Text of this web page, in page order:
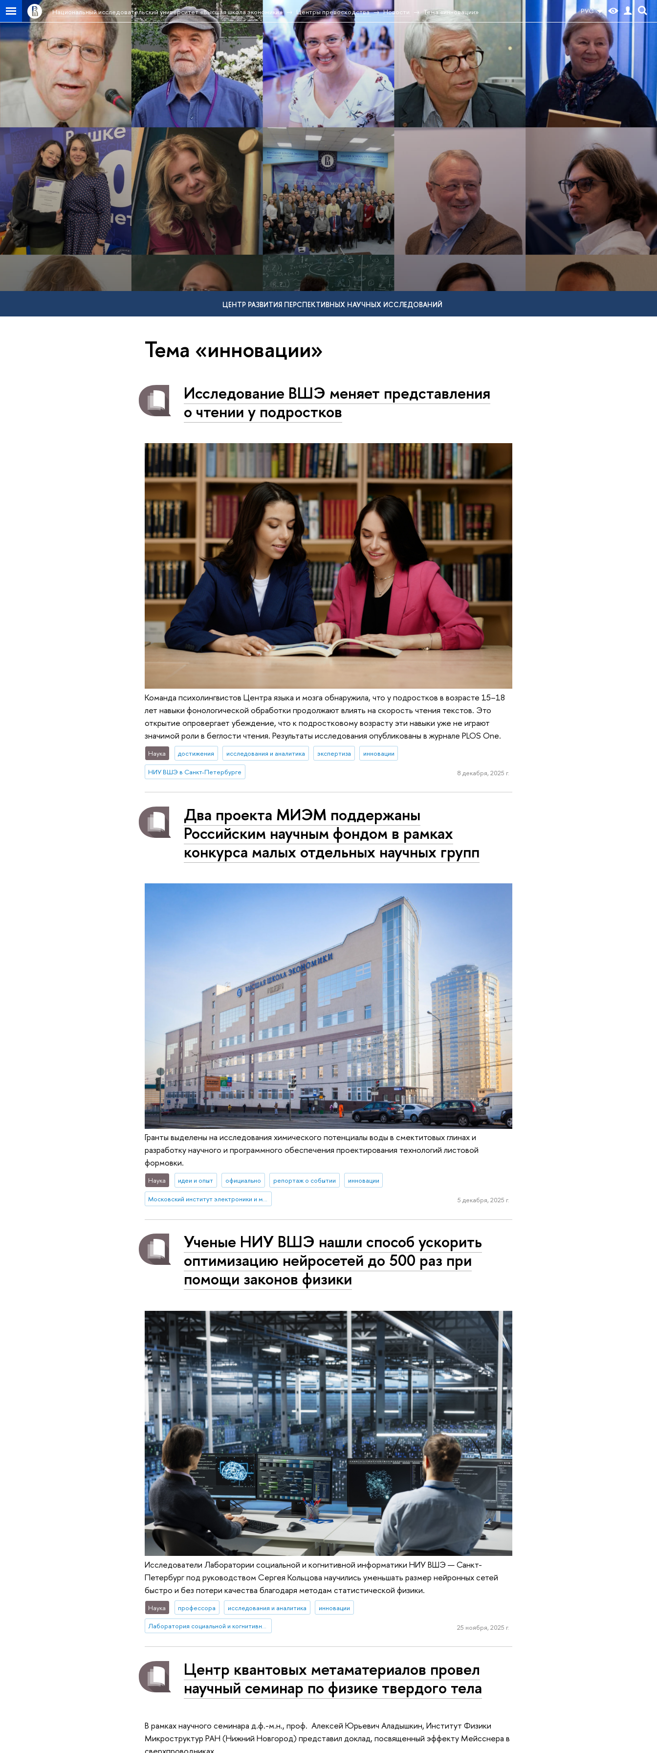
РУС
Национальный исследовательский университет «Высшая школа экономики» Центры превосходства Новости Тема «инновации»
ЦЕНТР РАЗВИТИЯ ПЕРСПЕКТИВНЫХ НАУЧНЫХ ИССЛЕДОВАНИЙ
Тема «инновации»
Исследование ВШЭ меняет представления
о чтении у подростков
Команда психолингвистов Центра языка и мозга обнаружила, что у подростков в возрасте 15–18
лет навыки фонологической обработки продолжают влиять на скорость чтения текстов. Это
открытие опровергает убеждение, что к подростковому возрасту эти навыки уже не играют
значимой роли в беглости чтения. Результаты исследования опубликованы в журнале PLOS One.
Наука достижения исследования и аналитика экспертиза инновации
НИУ ВШЭ в Санкт-Петербурге 8 декабря, 2025 г.
Два проекта МИЭМ поддержаны
Российским научным фондом в рамках
конкурса малых отдельных научных групп
Гранты выделены на исследования химического потенциалы воды в смектитовых глинах и
разработку научного и программного обеспечения проектирования технологий листовой
формовки.
Наука идеи и опыт официально репортаж о событии инновации
Московский институт электроники и математики им. А.Н. Тихонова 5 декабря, 2025 г.
Ученые НИУ ВШЭ нашли способ ускорить
оптимизацию нейросетей до 500 раз при
помощи законов физики
Исследователи Лаборатории социальной и когнитивной информатики НИУ ВШЭ — Санкт-
Петербург под руководством Сергея Кольцова научились уменьшать размер нейронных сетей
быстро и без потери качества благодаря методам статистической физики.
Наука профессора исследования и аналитика инновации
Лаборатория социальной и когнитивной информатики 25 ноября, 2025 г.
Центр квантовых метаматериалов провел
научный семинар по физике твердого тела
В рамках научного семинара д.ф.-м.н., проф. Алексей Юрьевич Аладышкин, Институт Физики
Микроструктур РАН (Нижний Новгород) представил доклад, посвященный эффекту Мейсснера в